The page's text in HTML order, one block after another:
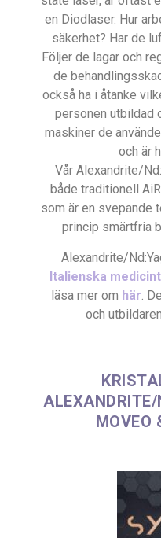
en Diodlaser. Hur
säkerhet? Har de
Följer de lagar och
de
också ha i åtanke
personen utbildad
maskiner de
och är
Vår Alexandrite/
både traditionell
som är en svepande
princip smärtfria
Alexandrite/
Italienska
läsa mer om här .
och
ALEXANDRITE/
MOVEO